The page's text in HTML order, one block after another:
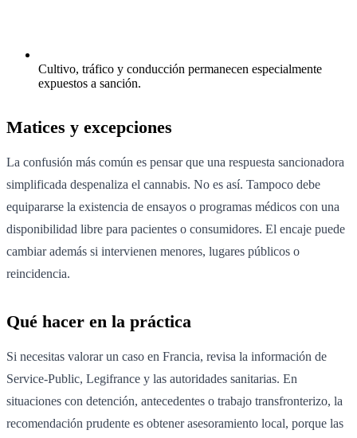
Cultivo, tráfico y conducción permanecen especialmente
expuestos a sanción.
Matices y excepciones
La confusión más común es pensar que una respuesta sancionadora
simplificada despenaliza el cannabis. No es así. Tampoco debe
equipararse la existencia de ensayos o programas médicos con una
disponibilidad libre para pacientes o consumidores. El encaje puede
cambiar además si intervienen menores, lugares públicos o
reincidencia.
Qué hacer en la práctica
Si necesitas valorar un caso en Francia, revisa la información de
Service-Public, Legifrance y las autoridades sanitarias. En
situaciones con detención, antecedentes o trabajo transfronterizo, la
recomendación prudente es obtener asesoramiento local, porque las